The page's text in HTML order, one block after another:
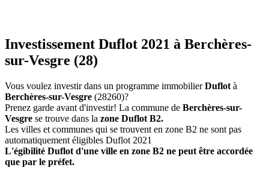
Investissement Duflot 2021 à Berchères-
sur-Vesgre (28)
Vous voulez investir dans un programme immobilierDuflot à
Berchères-sur-Vesgre (28260)?
Prenez garde avant d'investir! La commune de Berchères-sur-
Vesgre se trouve dans la zone Duflot B2.
Les villes et communes qui se trouvent en zone B2 ne sont pas
automatiquement éligibles Duflot 2021
L'égibilité Duflot d'une ville en zone B2 ne peut être accordée
que par le préfet.